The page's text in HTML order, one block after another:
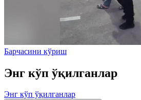
Барчасини кўриш
Энг кўп ўқилганлар
Энг кўп ўқилганлар